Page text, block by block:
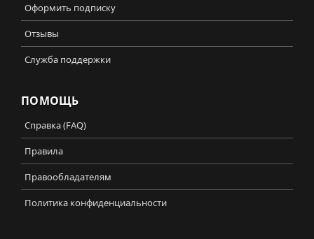
Оформить подписку
Отзывы
Служба поддержки
ПОМОЩЬ
Справка (FAQ)
Правила
Правообладателям
Политика конфиденциальности